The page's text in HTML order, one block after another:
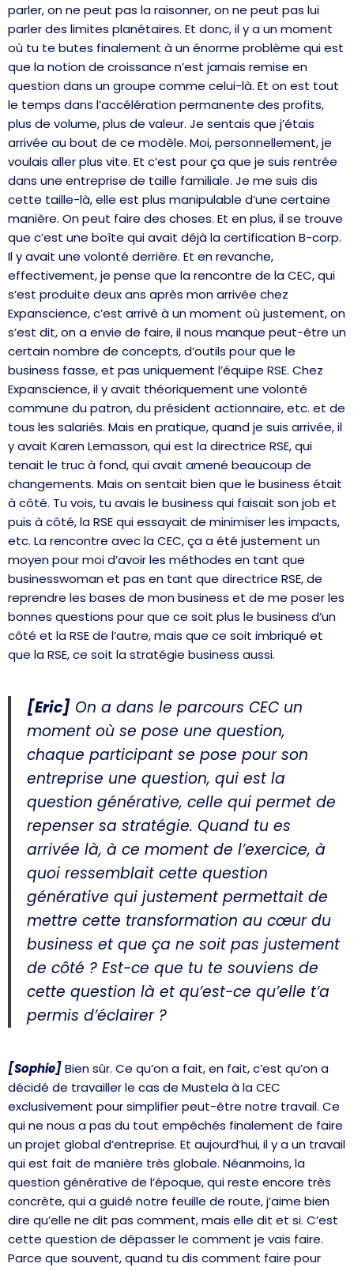
parler, on ne peut pas la raisonner, on ne peut pas lui
parler des limites planétaires. Et donc, il y a un moment
où tu te butes finalement à un énorme problème qui est
que la notion de croissance n’est jamais remise en
question dans un groupe comme celui-là. Et on est tout
le temps dans l’accélération permanente des profits,
plus de volume, plus de valeur. Je sentais que j’étais
arrivée au bout de ce modèle. Moi, personnellement, je
voulais aller plus vite. Et c’est pour ça que je suis rentrée
dans une entreprise de taille familiale. Je me suis dis
cette taille-là, elle est plus manipulable d’une certaine
manière. On peut faire des choses. Et en plus, il se trouve
que c’est une boîte qui avait déjà la certification B-corp.
Il y avait une volonté derrière. Et en revanche,
effectivement, je pense que la rencontre de la CEC, qui
s’est produite deux ans après mon arrivée chez
Expanscience, c’est arrivé à un moment où justement, on
s’est dit, on a envie de faire, il nous manque peut-être un
certain nombre de concepts, d’outils pour que le
business fasse, et pas uniquement l’équipe RSE. Chez
Expanscience, il y avait théoriquement une volonté
commune du patron, du président actionnaire, etc. et de
tous les salariés. Mais en pratique, quand je suis arrivée, il
y avait Karen Lemasson, qui est la directrice RSE, qui
tenait le truc à fond, qui avait amené beaucoup de
changements. Mais on sentait bien que le business était
à côté. Tu vois, tu avais le business qui faisait son job et
puis à côté, la RSE qui essayait de minimiser les impacts,
etc. La rencontre avec la CEC, ça a été justement un
moyen pour moi d’avoir les méthodes en tant que
businesswoman et pas en tant que directrice RSE, de
reprendre les bases de mon business et de me poser les
bonnes questions pour que ce soit plus le business d’un
côté et la RSE de l’autre, mais que ce soit imbriqué et
que la RSE, ce soit la stratégie business aussi.
[Eric] On a dans le parcours CEC un
moment où se pose une question,
chaque participant se pose pour son
entreprise une question, qui est la
question générative, celle qui permet de
repenser sa stratégie. Quand tu es
arrivée là, à ce moment de l’exercice, à
quoi ressemblait cette question
générative qui justement permettait de
mettre cette transformation au cœur du
business et que ça ne soit pas justement
de côté ? Est-ce que tu te souviens de
cette question là et qu’est-ce qu’elle t’a
permis d’éclairer ?
[Sophie]Bien sûr. Ce qu’on a fait, en fait, c’est qu’on a
décidé de travailler le cas de Mustela à la CEC
exclusivement pour simplifier peut-être notre travail. Ce
qui ne nous a pas du tout empêchés finalement de faire
un projet global d’entreprise. Et aujourd’hui, il y a un travail
qui est fait de manière très globale. Néanmoins, la
question générative de l’époque, qui reste encore très
concrète, qui a guidé notre feuille de route, j’aime bien
dire qu’elle ne dit pas comment, mais elle dit et si. C’est
cette question de dépasser le comment je vais faire.
Parce que souvent, quand tu dis comment faire pour